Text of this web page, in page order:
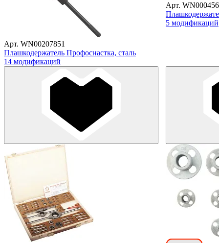
Арт. WN00207851
Плашкодержатель Профоснастка, сталь
14 модификаций
Арт.
5 модификаций